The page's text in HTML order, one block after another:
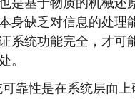
身缺乏对信息的处理
系统功能完全，才可
。
可靠性是在系统层面